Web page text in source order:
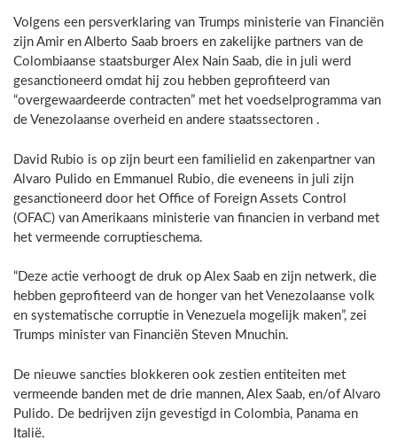
Volgens een persverklaring van Trumps ministerie van Financiën
zijn Amir en Alberto Saab broers en zakelijke partners van de
Colombiaanse staatsburger Alex Nain Saab, die in juli werd
gesanctioneerd omdat hij zou hebben geprofiteerd van
“overgewaardeerde contracten” met het voedselprogramma van
de Venezolaanse overheid en andere staatssectoren .
David Rubio is op zijn beurt een familielid en zakenpartner van
Alvaro Pulido en Emmanuel Rubio, die eveneens in juli zijn
gesanctioneerd door het Office of Foreign Assets Control
(OFAC) van Amerikaans ministerie van financien in verband met
het vermeende corruptieschema.
“Deze actie verhoogt de druk op Alex Saab en zijn netwerk, die
hebben geprofiteerd van de honger van het Venezolaanse volk
en systematische corruptie in Venezuela mogelijk maken”, zei
Trumps minister van Financiën Steven Mnuchin.
De nieuwe sancties blokkeren ook zestien entiteiten met
vermeende banden met de drie mannen, Alex Saab, en/of Alvaro
Pulido. De bedrijven zijn gevestigd in Colombia, Panama en
Italië.